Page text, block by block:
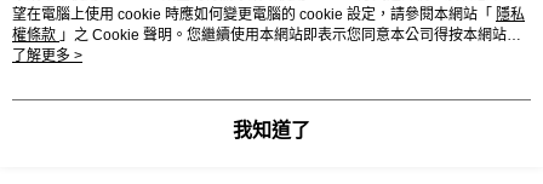
熱門標籤
望在電腦上使用 cookie 時應如何變更電腦的 cookie 設定，請參閱本網站「 隱私
權條款 」之 Cookie 聲明。您繼續使用本網站即表示您同意本公司得按本網站使
用條款之 Cookie 聲明使用 cookie。
了解更多 >
我知道了